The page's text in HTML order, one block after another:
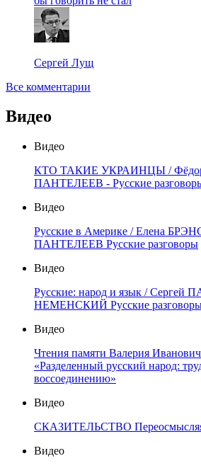
Сергей Лущ
Все комментарии
Видео
Видео
КТО ТАКИЕ УКРАИНЦЫ /
ПАНТЕЛЕЕВ - Русские
Видео
Русские в Америке / Елена
ПАНТЕЛЕЕВ Русские разговоры
Видео
Русские: народ и язык /
НЕМЕНСКИЙ Русские
Видео
Чтения памяти Валерия
«Разделенный русский народ:
воссоединению»
Видео
СКАЗИТЕЛЬСТВО Переосмысляя
Видео